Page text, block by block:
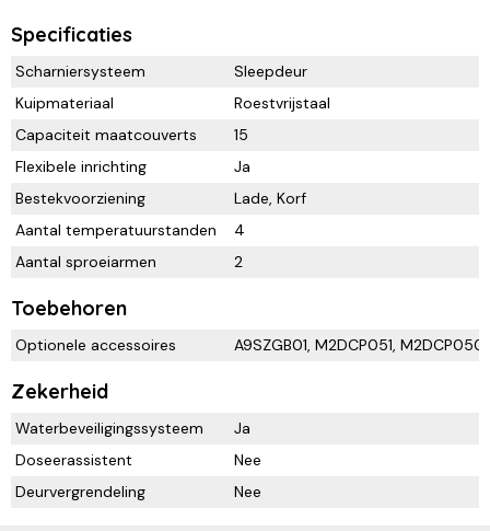
Specificaties
Scharniersysteem
Sleepdeur
Kuipmateriaal
Roestvrijstaal
Capaciteit maatcouverts
15
Flexibele inrichting
Ja
Bestekvoorziening
Lade, Korf
Aantal temperatuurstanden
4
Aantal sproeiarmen
2
Toebehoren
Optionele accessoires A9SZGB01, M2DCP051,
Zekerheid
Waterbeveiligingssysteem
Ja
Doseerassistent
Nee
Deurvergrendeling
Nee